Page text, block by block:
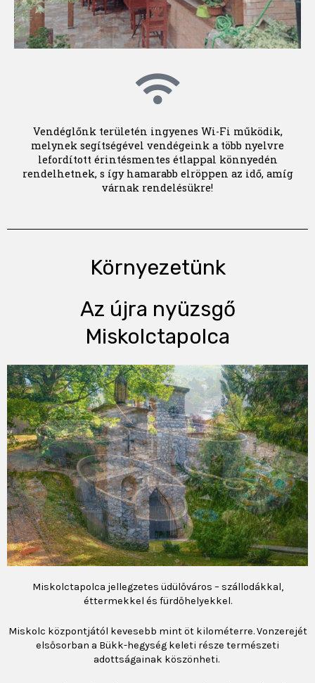
Vendéglőnk területén ingyenes Wi-Fi működik,
melynek segítségével vendégeink a több nyelvre
lefordított érintésmentes étlappal könnyedén
rendelhetnek, s így hamarabb elröppen az idő, amíg
várnak rendelésükre!
Környezetünk
Az újra nyüzsgő
Miskolctapolca
Miskolctapolca jellegzetes üdülőváros – szállodákkal,
éttermekkel és fürdőhelyekkel.
Miskolc központjától kevesebb mint öt kilométerre. Vonzerejét
elsősorban a Bükk-hegység keleti része természeti
adottságainak köszönheti.